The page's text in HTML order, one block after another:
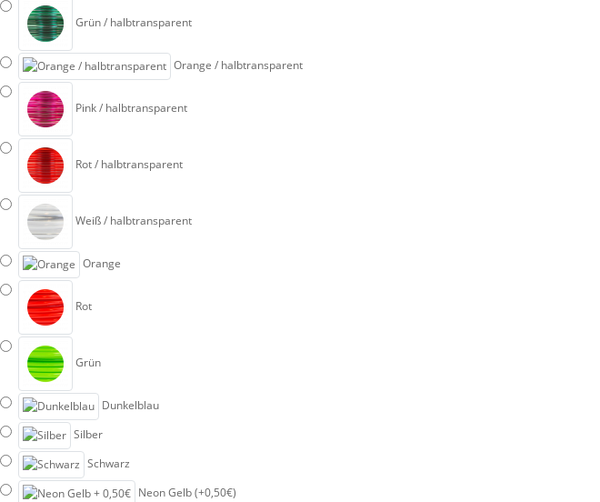
Grün / halbtransparent
Orange / halbtransparent
Pink / halbtransparent
Rot / halbtransparent
Weiß / halbtransparent
Orange
Rot
Grün
Dunkelblau
Silber
Schwarz
Neon Gelb (+0,50€)